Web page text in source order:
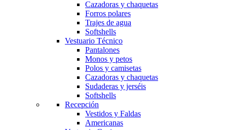
Cazadoras y chaquetas
Forros polares
Trajes de agua
Softshells
Vestuario Técnico
Pantalones
Monos y petos
Polos y camisetas
Cazadoras y chaquetas
Sudaderas y jerséis
Softshells
Recepción
Vestidos y Faldas
Americanas